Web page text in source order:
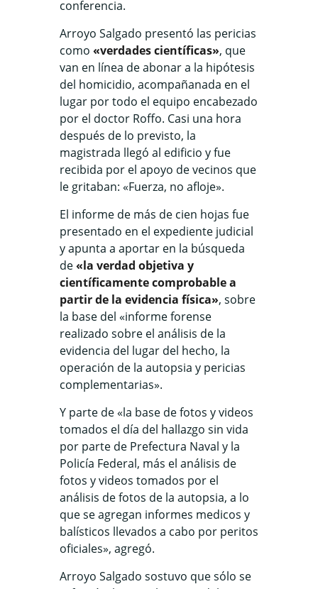
conferencia.
Arroyo Salgado presentó las pericias
como «verdades científicas», que
van en línea de abonar a la hipótesis
del homicidio, acompañanada en el
lugar por todo el equipo encabezado
por el doctor Roffo. Casi una hora
después de lo previsto, la
magistrada llegó al edificio y fue
recibida por el apoyo de vecinos que
le gritaban: «Fuerza, no afloje».
El informe de más de cien hojas fue
presentado en el expediente judicial
y apunta a aportar en la búsqueda
de«la verdad objetiva y
científicamente comprobable a
partir de la evidencia física», sobre
la base del «informe forense
realizado sobre el análisis de la
evidencia del lugar del hecho, la
operación de la autopsia y pericias
complementarias».
Y parte de «la base de fotos y videos
tomados el día del hallazgo sin vida
por parte de Prefectura Naval y la
Policía Federal, más el análisis de
fotos y videos tomados por el
análisis de fotos de la autopsia, a lo
que se agregan informes medicos y
balísticos llevados a cabo por peritos
oficiales», agregó.
Arroyo Salgado sostuvo que sólo se